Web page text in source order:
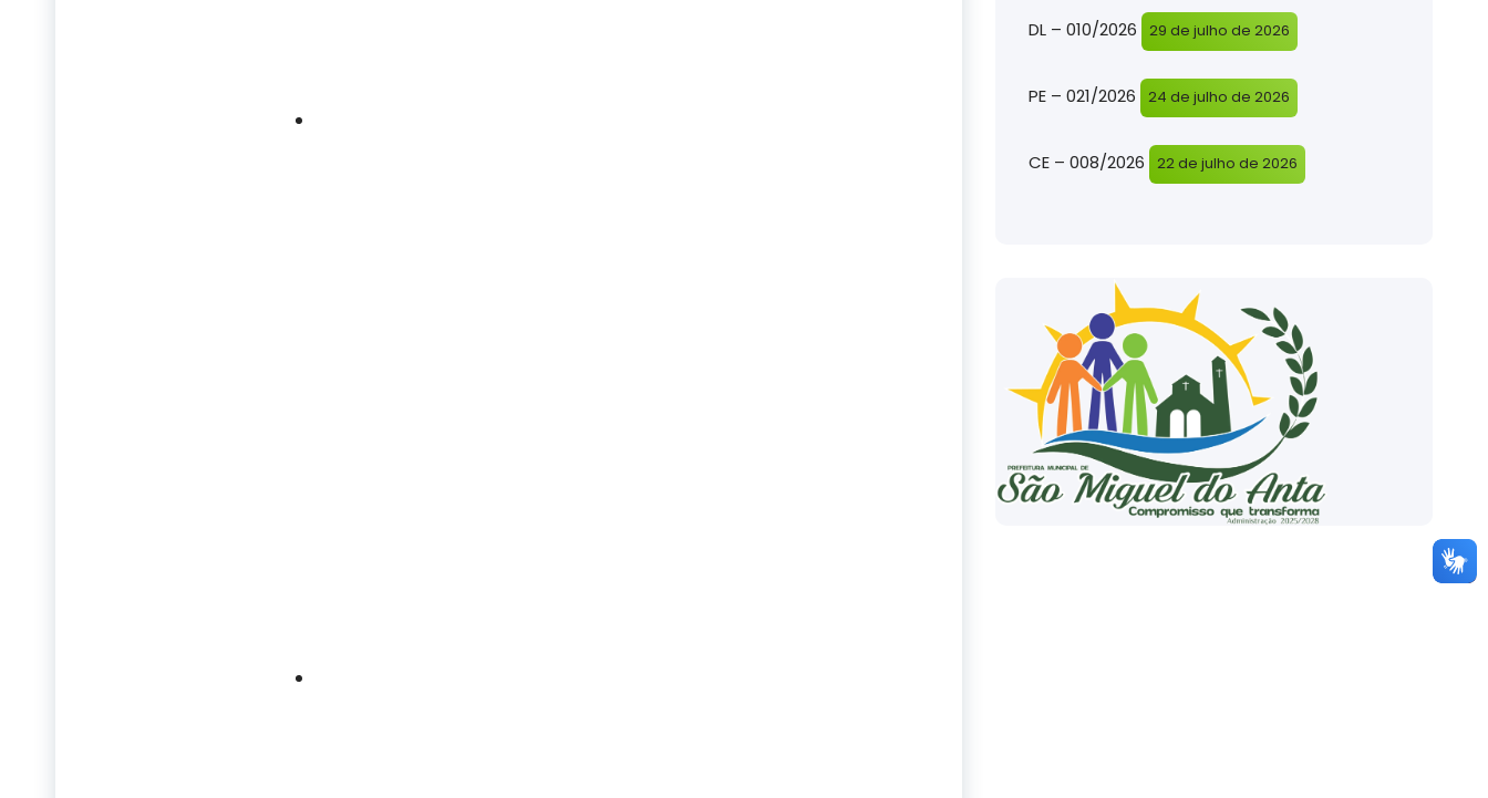
DL – 010/2026 29 de julho de 2026
PE – 021/2026 24 de julho de 2026
CE – 008/2026 22 de julho de 2026